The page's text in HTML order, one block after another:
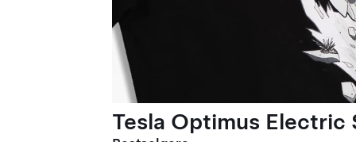
Tesla Optimus